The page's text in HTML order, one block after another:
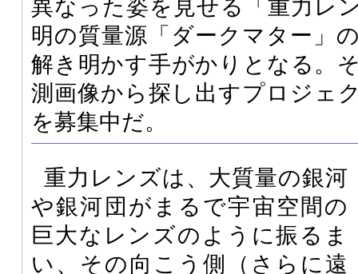
異なった姿を見せる「重力レ
明の質量源「ダークマター」
解き明かす手がかりとなる。
測画像から探し出すプロジェ
を募集中だ。
重力レンズは、大質量の銀河
や銀河団がまるで宇宙空間の
巨大なレンズのように振るま
い、その向こう側（さらに遠